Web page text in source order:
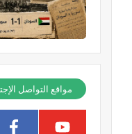
مواقع التواصل